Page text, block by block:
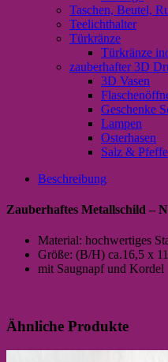
Taschen, Beutel,
Teelichthalter
Türkränze
Türkränze
zauberhafter 3D
3D Vasen
Geschenke
Lampen
Osterhasen
Salz &
Beschreibung
Zauberhaftes Metallschild –
Material: hochwertiges
Größe: (B/H) ca.16,5 x
mit Saugnapf und Kordel
Ähnliche Produkte